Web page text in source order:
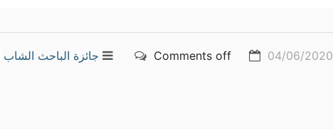
04/06/2020
Comments off جائزة الباحث الشاب